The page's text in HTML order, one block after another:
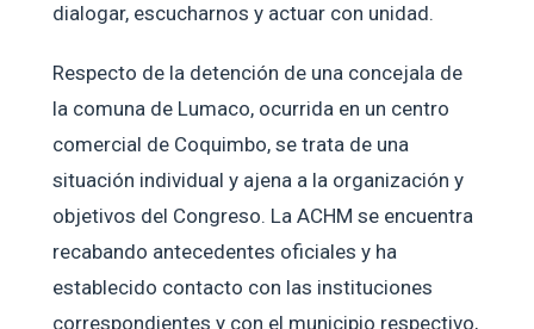
dialogar, escucharnos y actuar con unidad.
Respecto de la detención de una concejala de
la comuna de Lumaco, ocurrida en un centro
comercial de Coquimbo, se trata de una
situación individual y ajena a la organización y
objetivos del Congreso. La ACHM se encuentra
recabando antecedentes oficiales y ha
establecido contacto con las instituciones
correspondientes y con el municipio respectivo,